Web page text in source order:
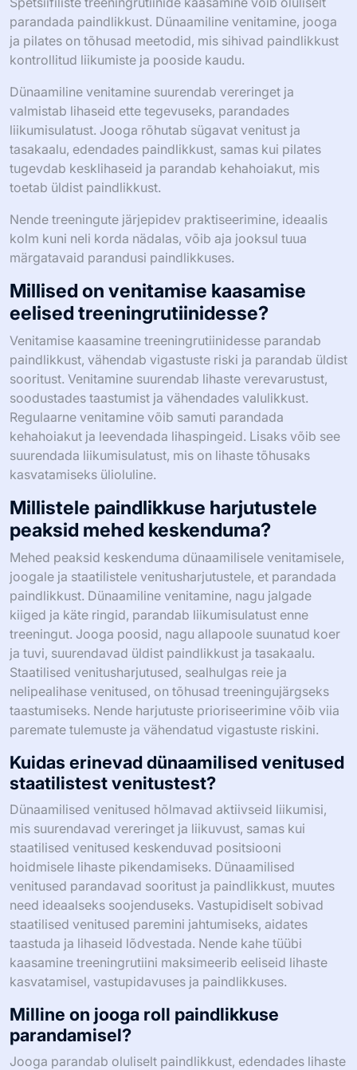
parandada paindlikkust. Dünaamiline venitamine, jooga
ja pilates on tõhusad meetodid, mis sihivad paindlikkust
kontrollitud liikumiste ja pooside kaudu.
Dünaamiline venitamine suurendab vereringet ja
valmistab lihaseid ette tegevuseks, parandades
liikumisulatust. Jooga rõhutab sügavat venitust ja
tasakaalu, edendades paindlikkust, samas kui pilates
tugevdab kesklihaseid ja parandab kehahoiakut, mis
toetab üldist paindlikkust.
Nende treeningute järjepidev praktiseerimine, ideaalis
kolm kuni neli korda nädalas, võib aja jooksul tuua
märgatavaid parandusi paindlikkuses.
Millised on venitamise kaasamise
eelised treeningrutiinidesse?
Venitamise kaasamine treeningrutiinidesse parandab
paindlikkust, vähendab vigastuste riski ja parandab üldist
sooritust. Venitamine suurendab lihaste verevarustust,
soodustades taastumist ja vähendades valulikkust.
Regulaarne venitamine võib samuti parandada
kehahoiakut ja leevendada lihaspingeid. Lisaks võib see
suurendada liikumisulatust, mis on lihaste tõhusaks
kasvatamiseks ülioluline.
Millistele paindlikkuse harjutustele
peaksid mehed keskenduma?
Mehed peaksid keskenduma dünaamilisele venitamisele,
joogale ja staatilistele venitusharjutustele, et parandada
paindlikkust. Dünaamiline venitamine, nagu jalgade
kiiged ja käte ringid, parandab liikumisulatust enne
treeningut. Jooga poosid, nagu allapoole suunatud koer
ja tuvi, suurendavad üldist paindlikkust ja tasakaalu.
Staatilised venitusharjutused, sealhulgas reie ja
nelipealihase venitused, on tõhusad treeningujärgseks
taastumiseks. Nende harjutuste prioriseerimine võib viia
paremate tulemuste ja vähendatud vigastuste riskini.
Kuidas erinevad dünaamilised venitused
staatilistest venitustest?
Dünaamilised venitused hõlmavad aktiivseid liikumisi,
mis suurendavad vereringet ja liikuvust, samas kui
staatilised venitused keskenduvad positsiooni
hoidmisele lihaste pikendamiseks. Dünaamilised
venitused parandavad sooritust ja paindlikkust, muutes
need ideaalseks soojenduseks. Vastupidiselt sobivad
staatilised venitused paremini jahtumiseks, aidates
taastuda ja lihaseid lõdvestada. Nende kahe tüübi
kaasamine treeningrutiini maksimeerib eeliseid lihaste
kasvatamisel, vastupidavuses ja paindlikkuses.
Milline on jooga roll paindlikkuse
parandamisel?
Jooga parandab oluliselt paindlikkust, edendades lihaste